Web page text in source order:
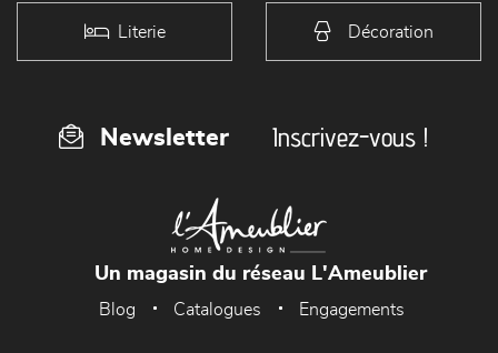
Literie Décoration
Newsletter Inscrivez-vous !
Un magasin du réseau L'Ameublier
Blog Catalogues Engagements